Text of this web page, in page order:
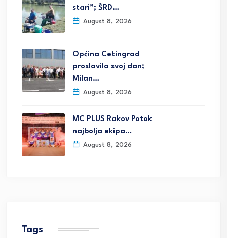
stari”; ŠRD…
August 8, 2026
Općina Cetingrad
proslavila svoj dan;
Milan…
August 8, 2026
MC PLUS Rakov Potok
najbolja ekipa…
August 8, 2026
Tags